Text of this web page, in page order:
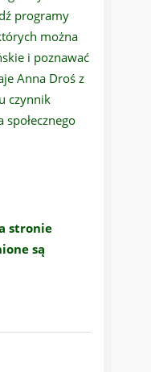
programy
można
i poznawać
Anna Droś z
czynnik
stronie
są